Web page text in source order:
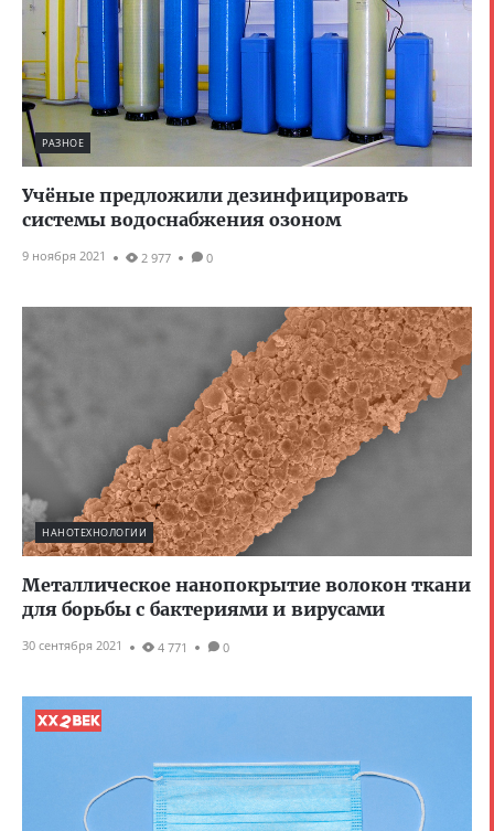
РАЗНОЕ
Учёные предложили дезинфицировать
системы водоснабжения озоном
9 ноября 2021 2 977 0
НАНОТЕХНОЛОГИИ
Металлическое нанопокрытие волокон ткани
для борьбы с бактериями и вирусами
30 сентября 2021 4 771 0